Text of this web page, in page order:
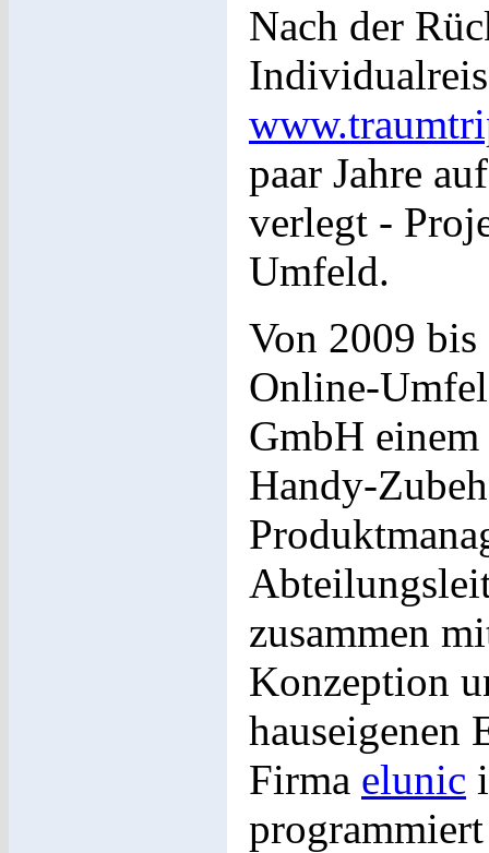
Nach der
paar Jahre
verlegt -
Umfeld.
Von 2009
Online-
GmbH
Handy-
zusammen
Konzeption
hauseigenen
Firma elunic